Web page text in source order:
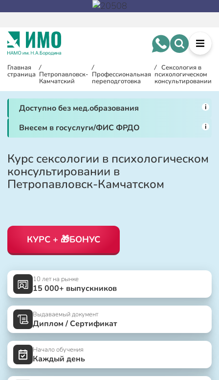
Главная
страница
/
Петропавловск-
Камчатский
/
Профессиональная
переподготовка
/ Сексология в
психологическом
консультировании
Доступно без мед.образования i
Внесем в госуслуги/ФИС ФРДО i
Курс сексологии в психологическом
консультировании в
Петропавловск-Камчатском
КУРС + 🎁БОНУС
10 лет на рынке
15 000+ выпускников
Выдаваемый документ
Диплом / Сертификат
Начало обучения
Каждый день